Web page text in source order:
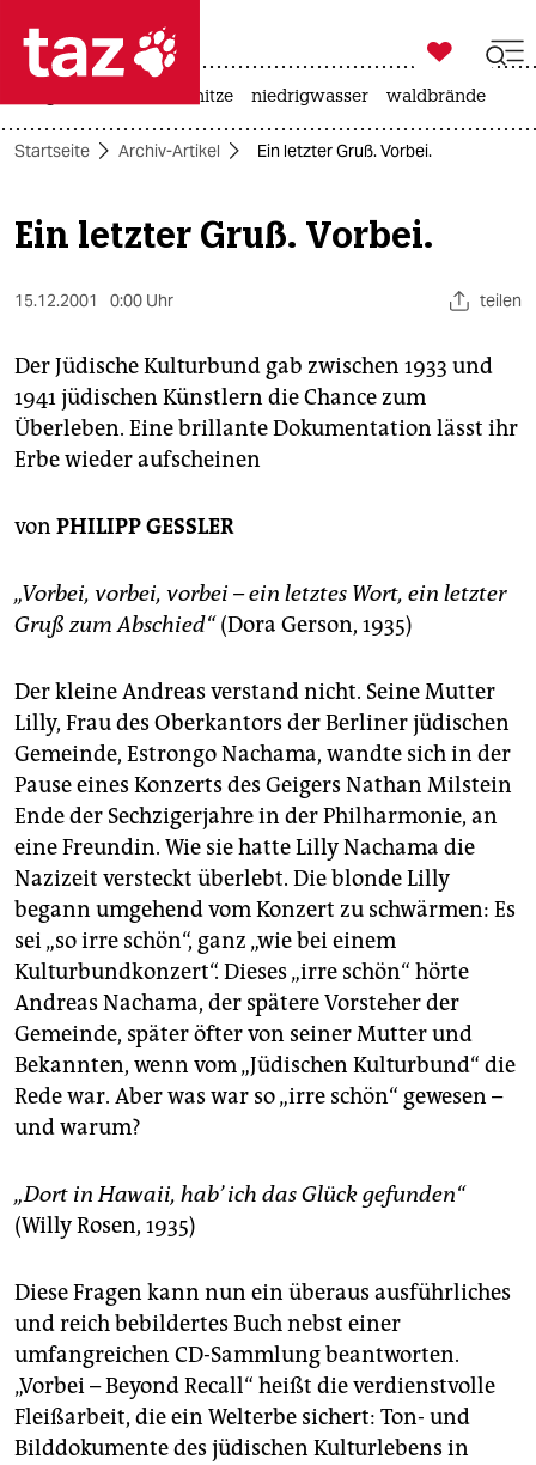
 taz zahl ich
taz zahl ich
themen
gesellschaft
kultur
berlin
nord
wahrheit
verlag
verlag
veranstaltungen
shop
fragen & hilfe
unterstützen
abo
genossenschaft
epaper login

taz zahl ich
hitze niedrigwasser waldbrände
Startseite Archiv-Artikel Ein letzter Gruß. Vorbei.
Ein letzter Gruß. Vorbei.
15.12.2001 0:00 Uhr teilen
Der Jüdische Kulturbund gab zwischen 1933 und
1941 jüdischen Künstlern die Chance zum
Überleben. Eine brillante Dokumentation lässt ihr
Erbe wieder aufscheinen
von PHILIPP GESSLER
„Vorbei, vorbei, vorbei – ein letztes Wort, ein letzter
Gruß zum Abschied“(Dora Gerson, 1935)
Der kleine Andreas verstand nicht. Seine Mutter
Lilly, Frau des Oberkantors der Berliner jüdischen
Gemeinde, Estrongo Nachama, wandte sich in der
Pause eines Konzerts des Geigers Nathan Milstein
Ende der Sechzigerjahre in der Philharmonie, an
eine Freundin. Wie sie hatte Lilly Nachama die
Nazizeit versteckt überlebt. Die blonde Lilly
begann umgehend vom Konzert zu schwärmen: Es
sei „so irre schön“, ganz „wie bei einem
Kulturbundkonzert“. Dieses „irre schön“ hörte
Andreas Nachama, der spätere Vorsteher der
Gemeinde, später öfter von seiner Mutter und
Bekannten, wenn vom „Jüdischen Kulturbund“ die
Rede war. Aber was war so „irre schön“ gewesen –
und warum?
„Dort in Hawaii, hab’ ich das Glück gefunden“
(Willy Rosen, 1935)
Diese Fragen kann nun ein überaus ausführliches
und reich bebildertes Buch nebst einer
umfangreichen CD-Sammlung beantworten.
„Vorbei – Beyond Recall“ heißt die verdienstvolle
Fleißarbeit, die ein Welterbe sichert: Ton- und
Bilddokumente des jüdischen Kulturlebens in